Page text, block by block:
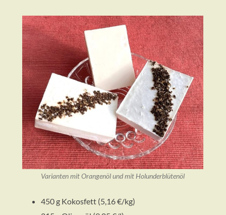
Varianten mit Orangenöl und mit Holunderblütenöl
450 g Kokosfett (5,16 €/kg)